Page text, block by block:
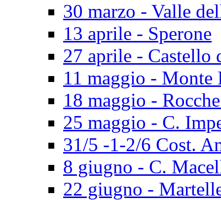
30 marzo - Valle
13 aprile - Sperone
27 aprile - Castello
11 maggio - Monte
18 maggio -
25 maggio - C.
31/5 -1-2/6 Cost.
8 giugno - C.
22 giugno -